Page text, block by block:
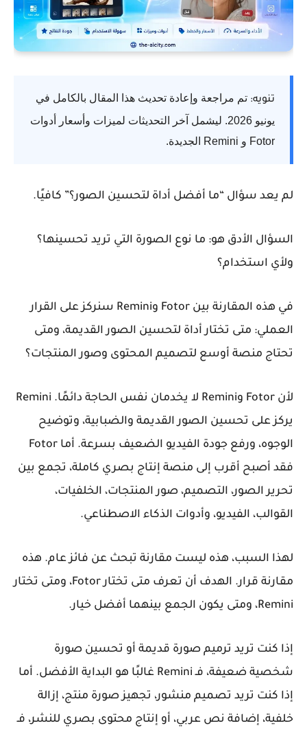
تنويه: تم مراجعة وإعادة تحديث هذا المقال بالكامل في
يونيو 2026. ليشمل آخر التحديثات لميزات وأسعار أدوات
Fotor و Remini الجديدة.
لم يعد سؤال “ما أفضل أداة لتحسين الصور؟” كافيًا.
السؤال الأدق هو: ما نوع الصورة التي تريد تحسينها؟
ولأي استخدام؟
في هذه المقارنة بين Fotor وRemini
سنركز على القرار
العملي: متى تختار أداة لتحسين الصور القديمة، ومتى
تحتاج منصة أوسع لتصميم المحتوى وصور المنتجات؟
لأن Fotor وRemini لا يخدمان نفس الحاجة دائمًا. Remini
يركز على تحسين الصور القديمة والضبابية، وتوضيح
الوجوه، ورفع جودة الفيديو الضعيف بسرعة. أما Fotor
فقد أصبح أقرب إلى منصة إنتاج بصري كاملة، تجمع بين
تحرير الصور، التصميم، صور المنتجات، الخلفيات،
القوالب، الفيديو، وأدوات الذكاء الاصطناعي.
لهذا السبب، هذه ليست مقارنة تبحث عن فائز عام. هذه
مقارنة قرار. الهدف أن تعرف متى تختار Fotor، ومتى تختار
Remini، ومتى يكون الجمع بينهما أفضل خيار.
إذا كنت تريد ترميم صورة قديمة أو تحسين صورة
شخصية ضعيفة، فـ Remini غالبًا هو البداية الأفضل. أما
إذا كنت تريد تصميم منشور، تجهيز صورة منتج، إزالة
خلفية، إضافة نص عربي، أو إنتاج محتوى بصري للنشر، فـ